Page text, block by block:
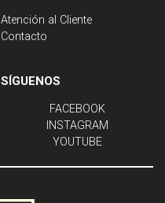
Atención al Cliente
Contacto
SÍGUENOS
FACEBOOK
INSTAGRAM
YOUTUBE